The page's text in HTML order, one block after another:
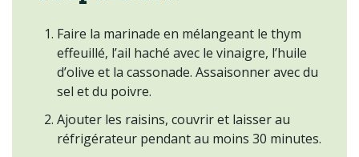
Faire la marinade en mélangeant le thym
effeuillé, l’ail haché avec le vinaigre, l’huile
d’olive et la cassonade. Assaisonner avec du
sel et du poivre.
Ajouter les raisins, couvrir et laisser au
réfrigérateur pendant au moins 30 minutes.